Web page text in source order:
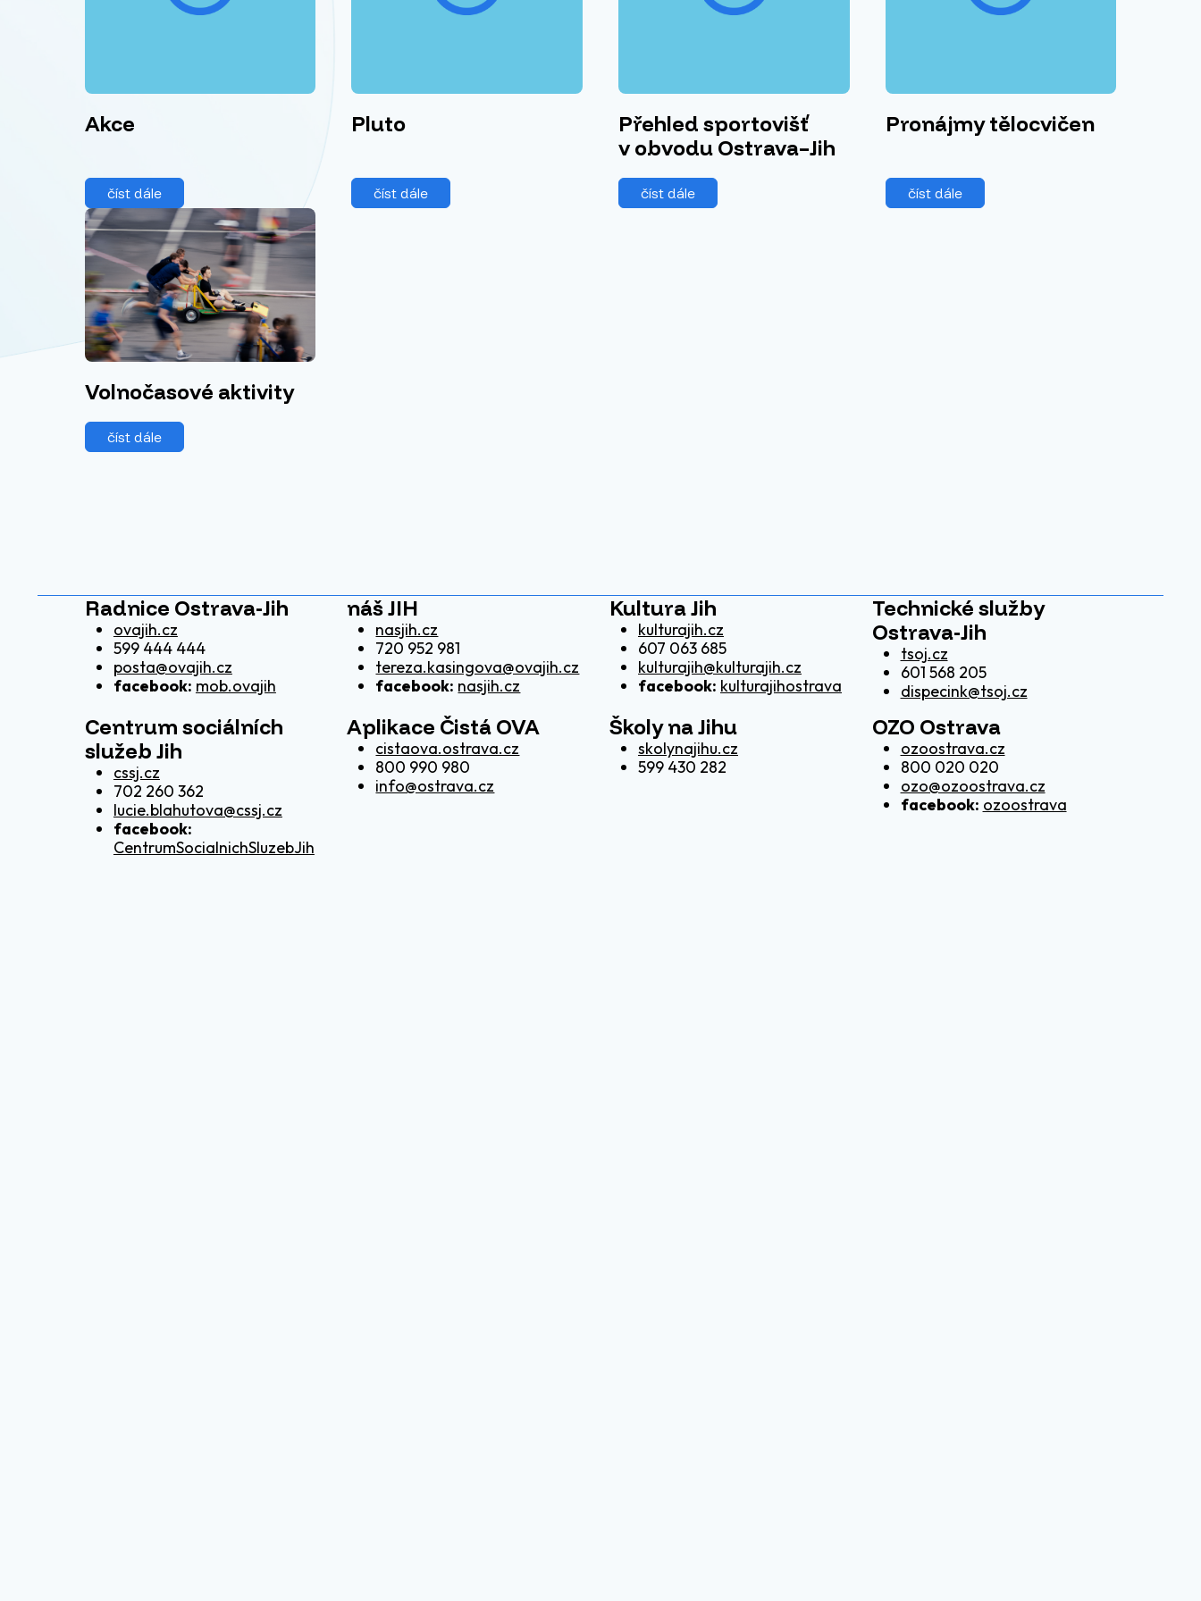
Akce
číst dále
Pluto
číst dále
Přehled sportovišť
v obvodu Ostrava–Jih
číst dále
Pronájmy tělocvičen
číst dále
Volnočasové aktivity
číst dále
Radnice Ostrava-Jih
ovajih.cz
599 444 444
posta@ovajih.cz
facebook: mob.ovajih
náš JIH
nasjih.cz
720 952 981
tereza.kasingova@ovajih.cz
facebook: nasjih.cz
Kultura Jih
kulturajih.cz
607 063 685
kulturajih@kulturajih.cz
facebook: kulturajihostrava
Technické služby
Ostrava-Jih
tsoj.cz
601 568 205
dispecink@tsoj.cz
Centrum sociálních
služeb Jih
cssj.cz
702 260 362
lucie.blahutova@cssj.cz
facebook:
CentrumSocialnichSluzebJih
Aplikace Čistá OVA
cistaova.ostrava.cz
800 990 980
info@ostrava.cz
Školy na Jihu
skolynajihu.cz
599 430 282
OZO Ostrava
ozoostrava.cz
800 020 020
ozo@ozoostrava.cz
facebook: ozoostrava